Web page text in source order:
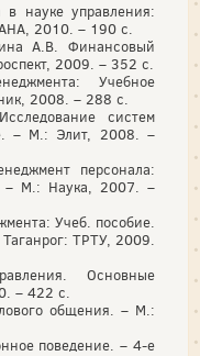
науке управления:
2010. – 190 с.
А.В. Финансовый
2009. – 352 с.
Учебное
2008. – 288 с.
систем
– М.: Элит, 2008. –
персонала:
– М.: Наука, 2007. –
Учеб. пособие.
ТРТУ, 2009.
Основные
– 422 с.
общения. – М.:
поведение. – 4-е